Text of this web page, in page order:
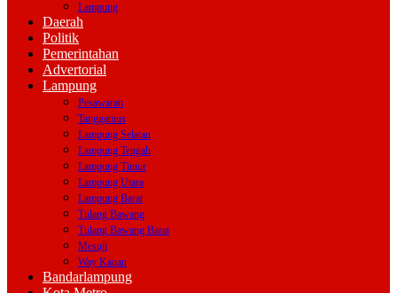
Lampung
Daerah
Politik
Pemerintahan
Advertorial
Lampung
Pesawaran
Tanggamus
Lampung Selatan
Lampung Tengah
Lampung Timur
Lampung Utara
Lampung Barat
Tulang Bawang
Tulang Bawang Barat
Mesuji
Way Kanan
Bandarlampung